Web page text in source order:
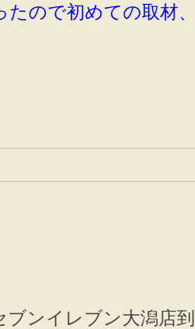
たので初めての取材
ンイレブン大潟店